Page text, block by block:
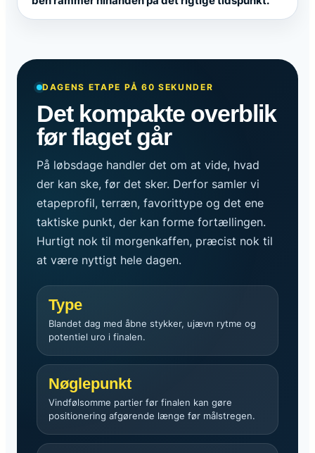
DAGENS ETAPE PÅ 60 SEKUNDER
Det kompakte overblik
før flaget går
På løbsdage handler det om at vide, hvad
der kan ske, før det sker. Derfor samler vi
etapeprofil, terræn, favorittype og det ene
taktiske punkt, der kan forme fortællingen.
Hurtigt nok til morgenkaffen, præcist nok til
at være nyttigt hele dagen.
Type
Blandet dag med åbne stykker, ujævn rytme og
potentiel uro i finalen.
Nøglepunkt
Vindfølsomme partier før finalen kan gøre
positionering afgørende længe før målstregen.